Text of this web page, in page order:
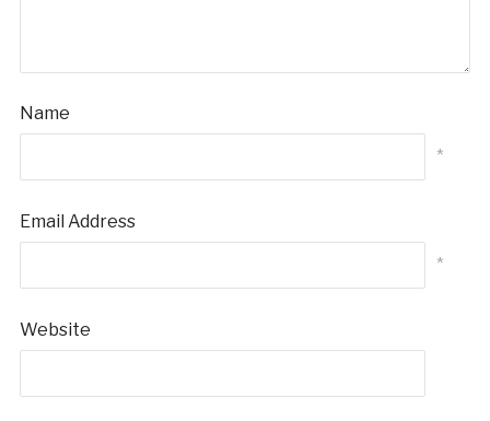
Name
*
Email Address
*
Website